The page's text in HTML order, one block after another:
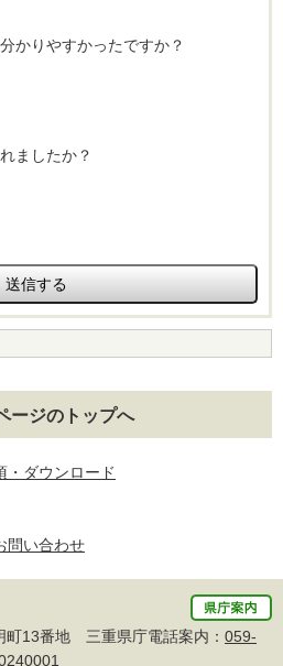
かりやすかったですか？
ましたか？
ージのトップへ
・ダウンロード
問い合わせ
13番地 三重県庁電話案内： 059-